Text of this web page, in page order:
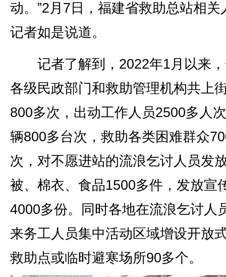
动。”2月7日，福建省救助总站相关
记者如是说道。
记者了解到，2022年1月以来，
各级民政部门和救助管理机构共上
800多次，出动工作人员2500多人
辆800多台次，救助各类困难群众
次，对不愿进站的流浪乞讨人员发
被、棉衣、食品1500多件，发放宣
4000多份。同时各地在流浪乞讨人
来务工人员集中活动区域增设开放
救助点或临时避寒场所90多个。